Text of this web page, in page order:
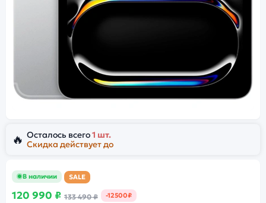
🔥 Осталось всего1 шт.
Скидка действует до
В наличии SALE
120 990 ₽ 133 490 ₽ -12500₽